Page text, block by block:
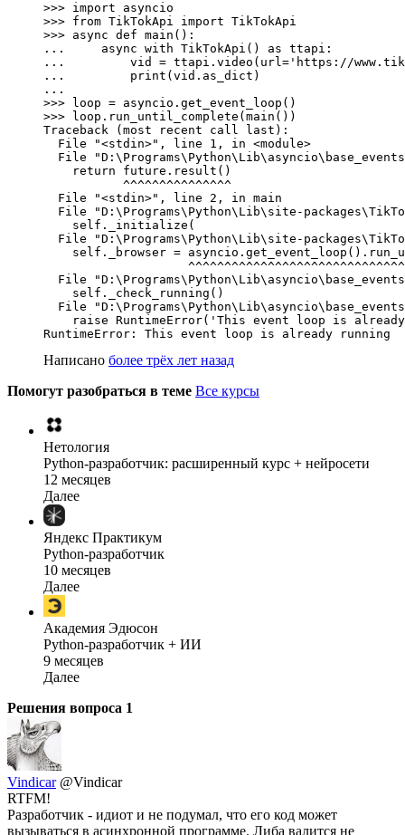
>>> import asyncio
>>> from TikTokApi import TikTokApi
>>> async def main():
...     async with TikTokApi() as ttapi:
...         vid = ttapi.video(url='https://
...         print(vid.as_dict)
...
>>> loop = asyncio.get_event_loop()
>>> loop.run_until_complete(main())
Traceback (most recent call last):
  File "<stdin>", line 1, in <module>
File
    return future.result()
           ^^^^^^^^^^^^^^^
  File "<stdin>", line 2, in main
File "D:\Programs\Python\Lib\site-
    self._initialize(
File "D:\Programs\Python\Lib\site-
self._browser =
File
    self._check_running()
File
raise RuntimeError('This event loop is
RuntimeError: This event loop is already running
Написано более трёх лет назад
Помогут разобраться в теме Все курсы
Нетология
Python-разработчик: расширенный курс + нейросети
12 месяцев
Далее
Яндекс Практикум
Python-разработчик
10 месяцев
Далее
Академия Эдюсон
Python-разработчик + ИИ
9 месяцев
Далее
Решения вопроса 1
Vindicar @Vindicar
RTFM!
Разработчик - идиот и не подумал, что его код может
вызываться в асинхронной программе. Либа валится не